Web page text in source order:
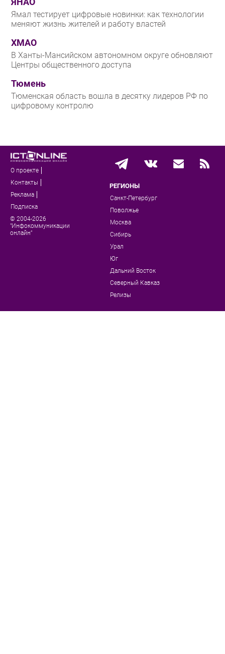
ЯНАО
Ямал тестирует цифровые новинки: как технологии
меняют жизнь жителей и работу властей
ХМАО
В Ханты-Мансийском автономном округе обновляют
Центры общественного доступа
Тюмень
Тюменская область вошла в десятку лидеров РФ по
цифровому контролю
О проекте
Контакты
Реклама
Подписка
© 2004-2026
"Инфокоммуникации
онлайн"
РЕГИОНЫ
Санкт-Петербург
Поволжье
Москва
Сибирь
Урал
Юг
Дальний Восток
Северный Кавказ
Релизы